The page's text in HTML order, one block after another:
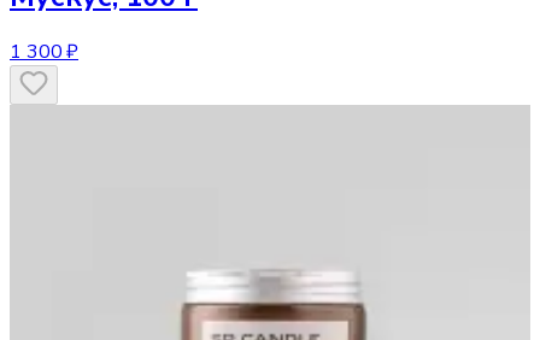
1 300 ₽